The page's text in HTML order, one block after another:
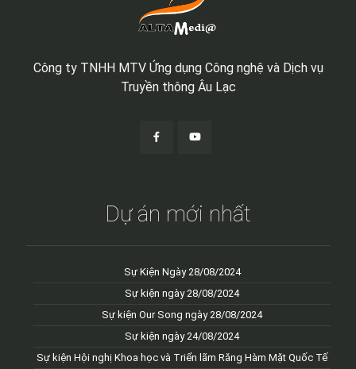
Công ty TNHH MTV Ứng dụng Công nghệ và Dịch vụ
Truyền thông Âu Lạc
Dự án mới nhất
Sự Kiện Ngày 28/08/2024
Sự kiện ngày 28/08/2024
Sự kiện Our Song ngày 28/08/2024
Sự kiện ngày 24/08/2024
Sự kiện Hội nghị Khoa học và Triển lãm Răng Hàm Mặt Quốc Tế